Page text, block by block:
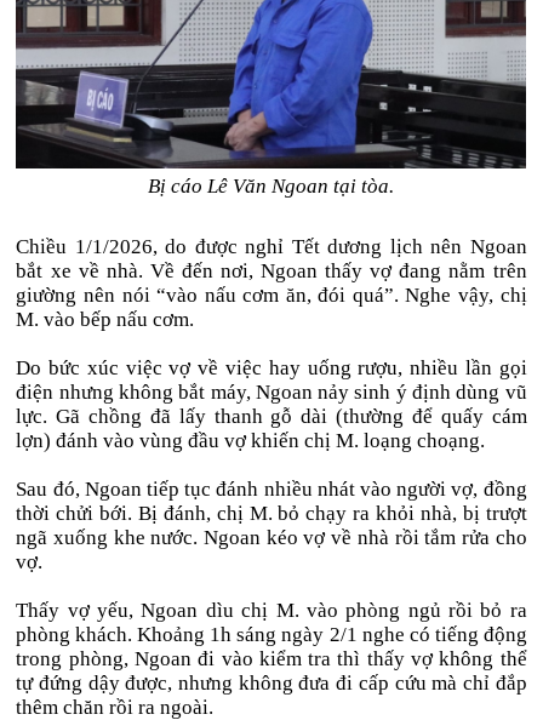
Bị cáo Lê Văn Ngoan tại tòa.
Chiều 1/1/2026, do được nghỉ Tết dương lịch nên Ngoan
bắt xe về nhà. Về đến nơi, Ngoan thấy vợ đang nằm trên
giường nên nói “vào nấu cơm ăn, đói quá”. Nghe vậy, chị
M. vào bếp nấu cơm.
Do bức xúc việc vợ về việc hay uống rượu, nhiều lần gọi
điện nhưng không bắt máy, Ngoan nảy sinh ý định dùng vũ
lực. Gã chồng đã lấy thanh gỗ dài (thường để quấy cám
lợn) đánh vào vùng đầu vợ khiến chị M. loạng choạng.
Sau đó, Ngoan tiếp tục đánh nhiều nhát vào người vợ, đồng
thời chửi bới. Bị đánh, chị M. bỏ chạy ra khỏi nhà, bị trượt
ngã xuống khe nước. Ngoan kéo vợ về nhà rồi tắm rửa cho
vợ.
Thấy vợ yếu, Ngoan dìu chị M. vào phòng ngủ rồi bỏ ra
phòng khách. Khoảng 1h sáng ngày 2/1 nghe có tiếng động
trong phòng, Ngoan đi vào kiểm tra thì thấy vợ không thể
tự đứng dậy được, nhưng không đưa đi cấp cứu mà chỉ đắp
thêm chăn rồi ra ngoài.